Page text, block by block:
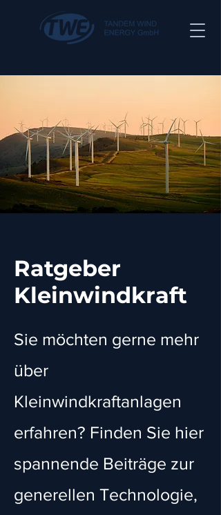
Ratgeber
Kleinwindkraft
Sie möchten gerne mehr
über
Kleinwindkraftanlagen
erfahren? Finden Sie hier
spannende Beiträge zur
generellen Technologie,